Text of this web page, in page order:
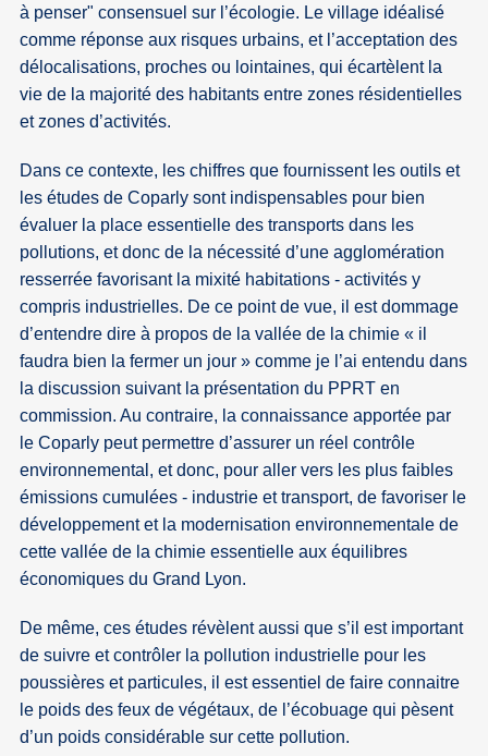
à penser" consensuel sur l’écologie. Le village idéalisé
comme réponse aux risques urbains, et l’acceptation des
délocalisations, proches ou lointaines, qui écartèlent la
vie de la majorité des habitants entre zones résidentielles
et zones d’activités.
Dans ce contexte, les chiffres que fournissent les outils et
les études de Coparly sont indispensables pour bien
évaluer la place essentielle des transports dans les
pollutions, et donc de la nécessité d’une agglomération
resserrée favorisant la mixité habitations - activités y
compris industrielles. De ce point de vue, il est dommage
d’entendre dire à propos de la vallée de la chimie « il
faudra bien la fermer un jour » comme je l’ai entendu dans
la discussion suivant la présentation du PPRT en
commission. Au contraire, la connaissance apportée par
le Coparly peut permettre d’assurer un réel contrôle
environnemental, et donc, pour aller vers les plus faibles
émissions cumulées - industrie et transport, de favoriser le
développement et la modernisation environnementale de
cette vallée de la chimie essentielle aux équilibres
économiques du Grand Lyon.
De même, ces études révèlent aussi que s’il est important
de suivre et contrôler la pollution industrielle pour les
poussières et particules, il est essentiel de faire connaitre
le poids des feux de végétaux, de l’écobuage qui pèsent
d’un poids considérable sur cette pollution.